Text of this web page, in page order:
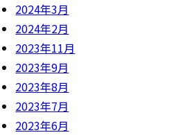
2024年3月
2024年2月
2023年11月
2023年9月
2023年8月
2023年7月
2023年6月